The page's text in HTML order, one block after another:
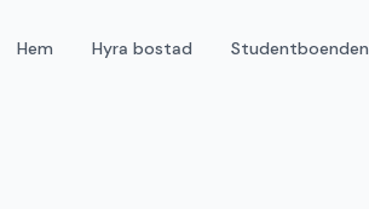
Hem Hyra bostad Studentboenden